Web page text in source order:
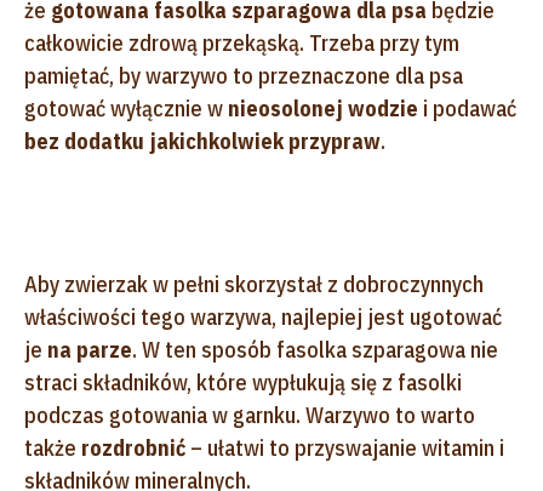
że gotowana fasolka szparagowa dla psa będzie
całkowicie zdrową przekąską. Trzeba przy tym
pamiętać, by warzywo to przeznaczone dla psa
gotować wyłącznie w nieosolonej wodzie i podawać
bez dodatku jakichkolwiek przypraw.
Aby zwierzak w pełni skorzystał z dobroczynnych
właściwości tego warzywa, najlepiej jest ugotować
je na parze. W ten sposób fasolka szparagowa nie
straci składników, które wypłukują się z fasolki
podczas gotowania w garnku. Warzywo to warto
także rozdrobnić – ułatwi to przyswajanie witamin i
składników mineralnych.